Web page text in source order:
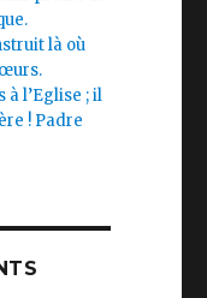
là où
à l’Eglise ; il
! Padre